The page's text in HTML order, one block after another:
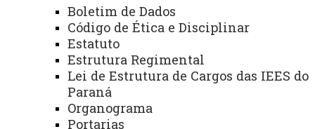
Boletim de Dados
Código de Ética e Disciplinar
Estatuto
Estrutura Regimental
Lei de Estrutura de Cargos das IEES do
Paraná
Organograma
Portarias
Não há artigos nesta categoria. Se subcategorias
forem mostradas nesta página, elas poderão conter artigos.
Subcategorias
Editais - Alunos Especiais
Editais - Alunos Regulares
Editais - Bolsas de Estudo